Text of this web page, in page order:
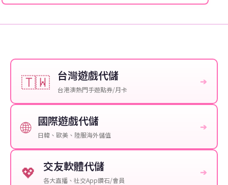
🇹🇼 台灣遊戲代儲
台港澳熱門手遊點券/月卡
➔
🌐 國際遊戲代儲
日韓、歐美、陸服海外儲值
➔
💖 交友軟體代儲
各大直播、社交App鑽石/會員
➔